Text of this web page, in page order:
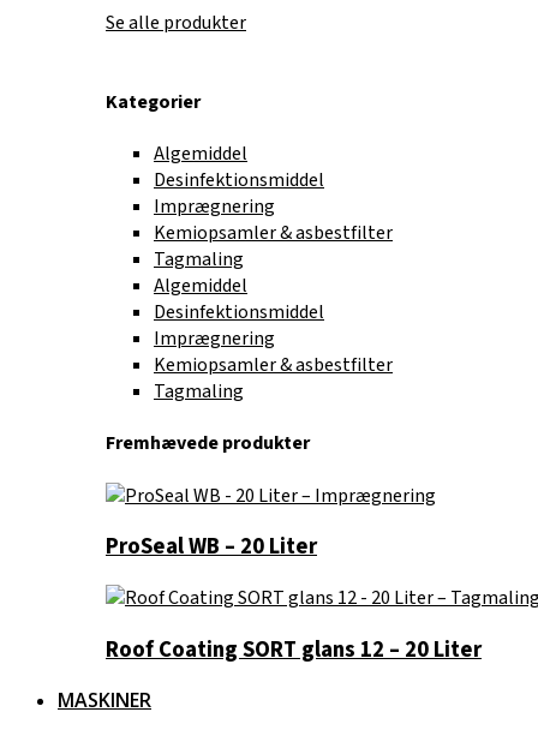
Se alle produkter
Kategorier
Algemiddel
Desinfektionsmiddel
Imprægnering
Kemiopsamler & asbestfilter
Tagmaling
Algemiddel
Desinfektionsmiddel
Imprægnering
Kemiopsamler & asbestfilter
Tagmaling
Fremhævede produkter
ProSeal WB – 20 Liter
Roof Coating SORT glans 12 – 20 Liter
MASKINER